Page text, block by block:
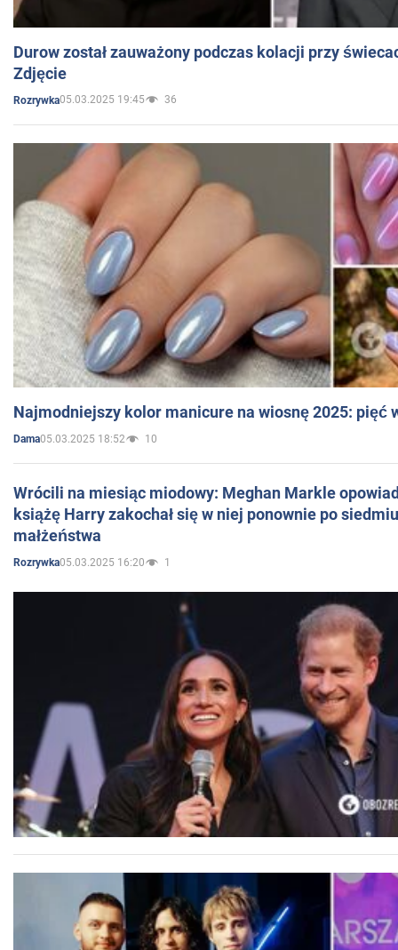
Durow został zauważony podczas kolacji przy
Zdjęcie
Rozrywka05.03.2025 19:45 36
Najmodniejszy kolor manicure na wiosnę 2025: pięć
Dama05.03.2025 18:52 10
Wrócili na miesiąc miodowy: Meghan Markle
książę Harry zakochał się w niej ponownie po
małżeństwa
Rozrywka05.03.2025 16:20 1